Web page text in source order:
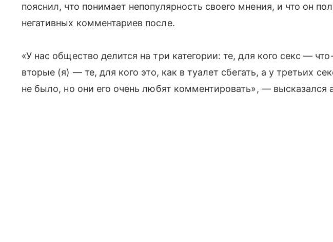
пояснил, что понимает непопулярность своего мнения, и что он
негативных комментариев после.
«У нас общество делится на три категории: те, для кого секс —
вторые (я) — те, для кого это, как в туалет сбегать, а у третьих
не было, но они его очень любят комментировать», — высказался